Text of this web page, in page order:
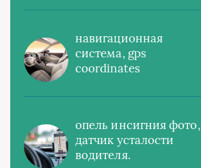
навигационная
система, gps
coordinates
опель инсигния фото,
датчик усталости
водителя.